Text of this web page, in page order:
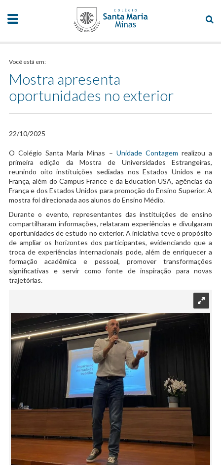
Você está em:
Mostra apresenta
oportunidades no exterior
22/10/2025
O Colégio Santa Maria Minas – Unidade Contagem realizou a
primeira edição da Mostra de Universidades Estrangeiras,
reunindo oito instituições sediadas nos Estados Unidos e na
França, além do Campus France e da Education USA, agências da
França e dos Estados Unidos para promoção do Ensino Superior. A
mostra foi direcionada aos alunos do Ensino Médio.
Durante o evento, representantes das instituições de ensino
compartilharam informações, relataram experiências e divulgaram
oportunidades de estudo no exterior. A iniciativa teve o propósito
de ampliar os horizontes dos participantes, evidenciando que a
troca de experiências internacionais pode, além de enriquecer a
formação acadêmica e pessoal, promover transformações
significativas e servir como fonte de inspiração para novas
trajetórias.